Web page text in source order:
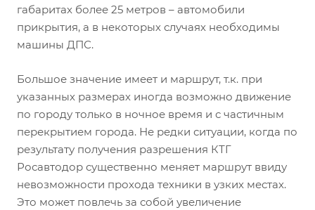
габаритах более 25 метров – автомобили
прикрытия, а в некоторых случаях необходимы
машины ДПС.
Большое значение имеет и маршрут, т.к. при
указанных размерах иногда возможно движение
по городу только в ночное время и с частичным
перекрытием города. Не редки ситуации, когда по
результату получения разрешения КТГ
Росавтодор существенно меняет маршрут ввиду
невозможности прохода техники в узких местах.
Это может повлечь за собой увеличение